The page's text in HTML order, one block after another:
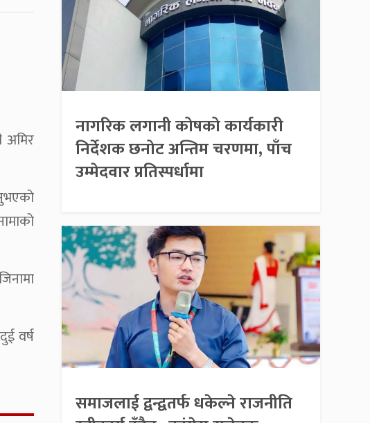
अमिर
वर्ष
नागरिक लगानी कोषको कार्यकारी
निर्देशक छनोट अन्तिम चरणमा, पाँच
उम्मेदवार प्रतिस्पर्धामा
समाजलाई द्वन्द्वतर्फ धकेल्ने राजनीति